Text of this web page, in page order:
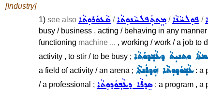
[Industry]
1) see also ܣܵܥܘܿܪܘܼܬܵܐ /ܡܸܬܬܲܦܠܚܵܢܘܼܬܵܐ /ܦܘܼܠܚܵܢܵܐ /
busy / business , acting / behaving in any
functioning machine ... , working / work / a job to
activity , to stir / to be busy ; ܘܬܢܝܼܬܵ ܕܥܵܒ݂ܕܘܿܬܵܐ
a field of activity / an arena ; ܥܵܒ݂ܘܿܕܘܼܬܵܐ ܗܲܕܪܲܢܬܵܐ: a
/ a professional ; ܣܸܕܪܵܐ ܕܥܵܒ݂ܘܿܕܘܼܬܵܐ : a program , a